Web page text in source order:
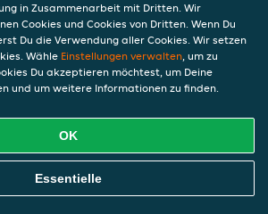
in Zusammenarbeit mit Dritten. Wir
Cookies und Cookies von Dritten. Wenn Du
Du die Verwendung aller Cookies. Wir setzen
Wähle Einstellungen verwalten, um zu
Du akzeptieren möchtest, um Deine
und um weitere Informationen zu finden.
OK
Essentielle